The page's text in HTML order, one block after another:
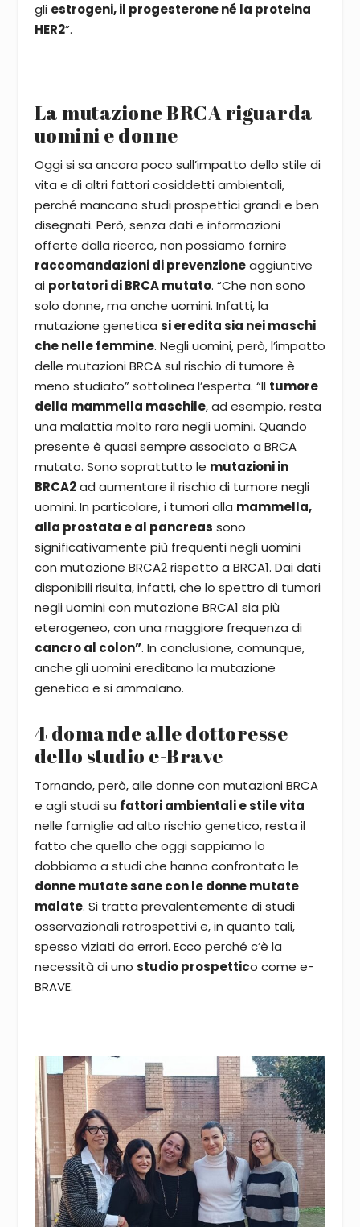
gli estrogeni, il progesterone né la proteina
HER2”.
La mutazione BRCA riguarda
uomini e donne
Oggi si sa ancora poco sull’impatto dello stile di
vita e di altri fattori cosiddetti ambientali,
perché mancano studi prospettici grandi e ben
disegnati. Però, senza dati e informazioni
offerte dalla ricerca, non possiamo fornire
raccomandazioni di prevenzioneaggiuntive
ai portatori di BRCA mutato. “Che non sono
solo donne, ma anche uomini. Infatti, la
mutazione genetica si eredita sia nei maschi
che nelle femmine. Negli uomini, però, l’impatto
delle mutazioni BRCA sul rischio di tumore è
meno studiato” sottolinea l’esperta. “Il tumore
della mammella maschile, ad esempio, resta
una malattia molto rara negli uomini. Quando
presente è quasi sempre associato a BRCA
mutato. Sono soprattutto le mutazioni in
BRCA2ad aumentare il rischio di tumore negli
uomini. In particolare, i tumori alla mammella,
alla prostata e al pancreas sono
significativamente più frequenti negli uomini
con mutazione BRCA2 rispetto a BRCA1. Dai dati
disponibili risulta, infatti, che lo spettro di tumori
negli uomini con mutazione BRCA1 sia più
eterogeneo, con una maggiore frequenza di
cancro al colon”. In conclusione, comunque,
anche gli uomini ereditano la mutazione
genetica e si ammalano.
4 domande alle dottoresse
dello studio e-Brave
Tornando, però, alle donne con mutazioni BRCA
e agli studi su fattori ambientali e stile vita
nelle famiglie ad alto rischio genetico, resta il
fatto che quello che oggi sappiamo lo
dobbiamo a studi che hanno confrontato le
donne mutate sane con le donne mutate
malate. Si tratta prevalentemente di studi
osservazionali retrospettivi e, in quanto tali,
spesso viziati da errori. Ecco perché c’è la
necessità di uno studio prospettico come e-
BRAVE.